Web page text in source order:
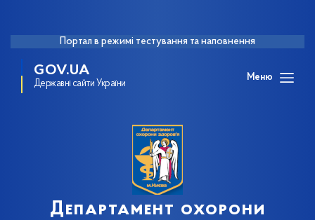
Портал в режимі тестування та наповнення
GOV.UA
Державні сайти України
Меню
Департамент охорони